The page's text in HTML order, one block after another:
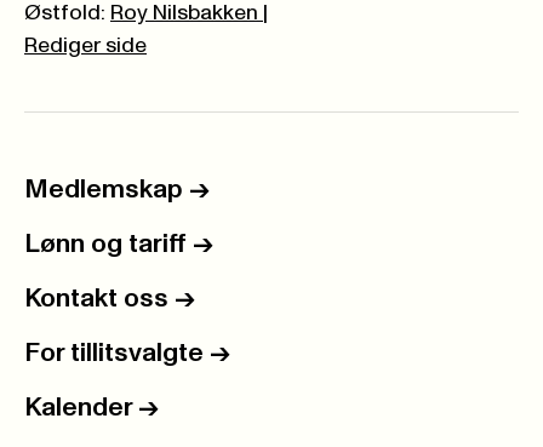
Østfold: Roy Nilsbakken
Rediger side
Medlemskap ->
Lønn og tariff ->
Kontakt oss ->
For tillitsvalgte ->
Kalender ->